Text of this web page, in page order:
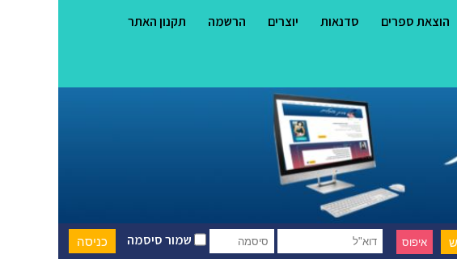
הוצאת ספרים סדנאות יוצרים הרשמה תקנון האתר
שמור סיסמה